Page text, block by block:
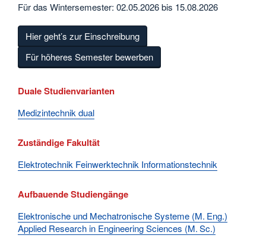
Für das Wintersemester: 02.05.2026 bis 15.08.2026
Hier geht’s zur Einschreibung
Für höheres Semester bewerben
Duale Studienvarianten
Medizintechnik dual
Zuständige Fakultät
Elektrotechnik Feinwerktechnik Informationstechnik
Aufbauende Studiengänge
Elektronische und Mechatronische Systeme (M. Eng.)
Applied Research in Engineering Sciences (M. Sc.)